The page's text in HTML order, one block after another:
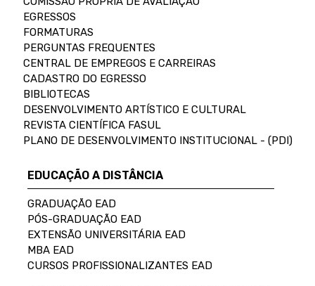
EGRESSOS
FORMATURAS
PERGUNTAS FREQUENTES
CENTRAL DE EMPREGOS E CARREIRAS
CADASTRO DO EGRESSO
BIBLIOTECAS
DESENVOLVIMENTO ARTÍSTICO E CULTURAL
REVISTA CIENTÍFICA FASUL
PLANO DE DESENVOLVIMENTO INSTITUCIONAL - (PDI)
EDUCAÇÃO A DISTÂNCIA
GRADUAÇÃO EAD
PÓS-GRADUAÇÃO EAD
EXTENSÃO UNIVERSITÁRIA EAD
MBA EAD
CURSOS PROFISSIONALIZANTES EAD